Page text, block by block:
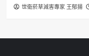
世衛菸草減害專家 王郁揚